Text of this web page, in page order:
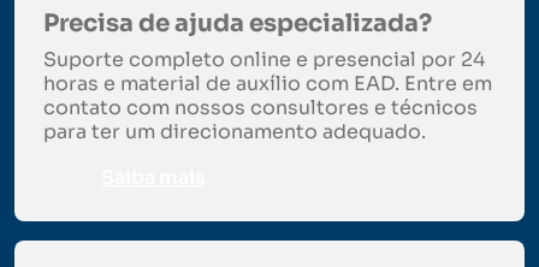
Precisa de ajuda especializada?
Suporte completo online e presencial por 24
horas e material de auxílio com EAD. Entre em
contato com nossos consultores e técnicos
para ter um direcionamento adequado.